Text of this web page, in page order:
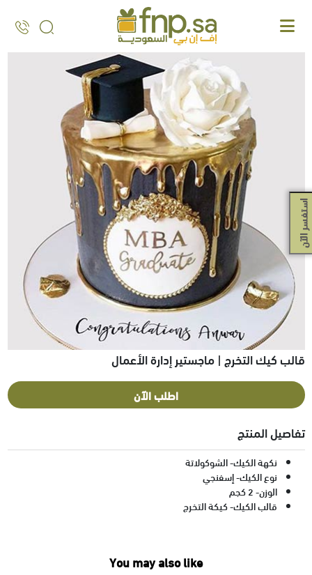
content
استفسر الآن
قالب كيك التخرج | ماجستير إدارة الأعمال
اطلب الآن
تفاصيل المنتج
نكهة الكيك- الشوكولاتة
نوع الكيك- إسفنجي
الوزن- 2 كجم
قالب الكيك- كيكة التخرج
You may also like